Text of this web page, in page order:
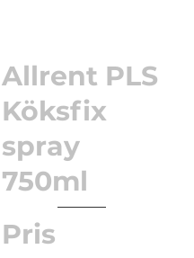
Allrent PLS
Köksfix
spray
750ml
Pris